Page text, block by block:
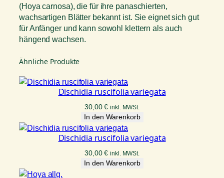
(Hoya carnosa), die für ihre panaschierten,
wachsartigen Blätter bekannt ist. Sie eignet sich gut
für Anfänger und kann sowohl klettern als auch
hängend wachsen.
Ähnliche Produkte
Dischidia ruscifolia variegata
30,00€ inkl. MWSt.
In den Warenkorb
Dischidia ruscifolia variegata
30,00€ inkl. MWSt.
In den Warenkorb